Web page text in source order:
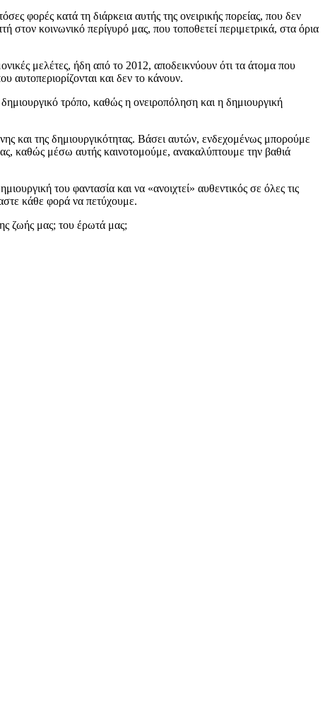
φορές κατά τη διάρκεια αυτής της ονειρικής πορείας, που δεν
κοινωνικό περίγυρό μας, που τοποθετεί περιμετρικά, στα όρια
μελέτες, ήδη από το 2012, αποδεικνύουν ότι τα άτομα που
αυτοπεριορίζονται και δεν το κάνουν.
τρόπο, καθώς η ονειροπόληση και η δημιουργική
και της δημιουργικότητας. Βάσει αυτών, ενδεχομένως μπορούμε
καθώς μέσω αυτής καινοτομούμε, ανακαλύπτουμε την βαθιά
του φαντασία και να «ανοιχτεί» αυθεντικός σε όλες τις
κάθε φορά να πετύχουμε.
ζωής μας; του έρωτά μας;